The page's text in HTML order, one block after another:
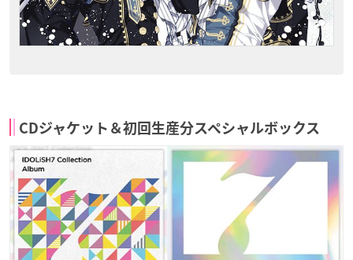
CDジャケット＆初回生産分スペシャルボックス